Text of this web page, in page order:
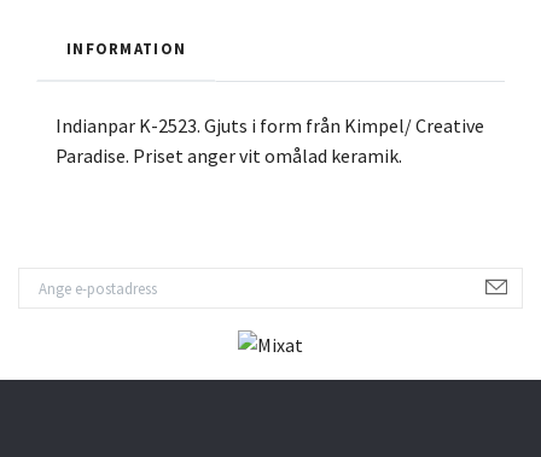
INFORMATION
Indianpar K-2523. Gjuts i form från Kimpel/ Creative
Paradise. Priset anger vit omålad keramik.